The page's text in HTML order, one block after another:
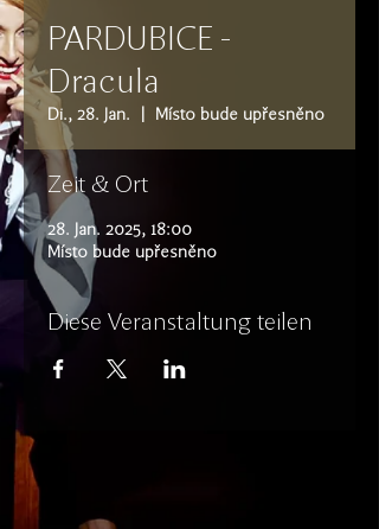
PARDUBICE -
Dracula
Di., 28. Jan. Místo bude upřesněno
Zeit & Ort
28. Jan. 2025, 18:00
Místo bude upřesněno
Diese Veranstaltung teilen